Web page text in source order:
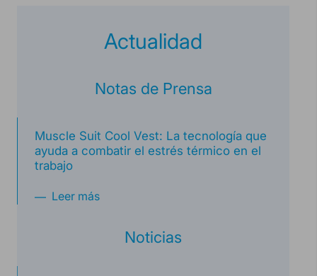
de nuestros dispositivos parten de 890
€ hasta un máximo de 1.725 €,
exoesqueletos más funcionales y
el trabajo. Su verdadera función es
disminuir nuestro esfuerzo físico en la
cotidianas. Nuestra máxima es; todo lo
usando un exoesqueleto.
Actualidad
Notas de Prensa
Muscle Suit Cool Vest: La tecnología que
ayuda a combatir el estrés térmico en el
trabajo
Leer más
Noticias